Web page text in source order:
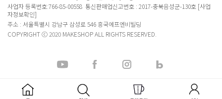
사업자 등록번호:766-85-00558 통신판매업신고번호 : 2017-충북음성군-130호 [사업
자정보확인]
주소 : 서울특별시 강남구 삼성로 546 흥국에프엔비빌딩
COPYRIGHT ⓒ 2020 MAKESHOP ALL RIGHTS RESERVED.